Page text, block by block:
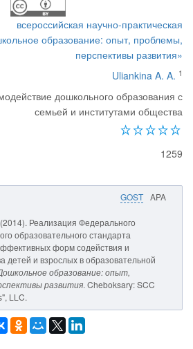
всероссийская научно-практическая
образование: опыт, проблемы,
перспективы развития»
Uliankina A. A. 1
дошкольного образования с
семьей и институтами общества
1259
GOST APA
Реализация Федерального
образовательного стандарта
форм содействия и
детей и взрослых в образовательной
образование: опыт,
развития. Cheboksary: SCC
LLC.